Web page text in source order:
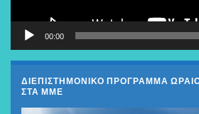
00:00
ΔΙΕΠΙΣΤΗΜΟΝΙΚΟ ΠΡΟΓΡΑΜΜΑ
ΣΤΑ ΜΜΕ